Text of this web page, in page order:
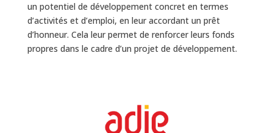
un potentiel de développement concret en termes
d’activités et d’emploi, en leur accordant un prêt
d’honneur. Cela leur permet de renforcer leurs fonds
propres dans le cadre d’un projet de développement.